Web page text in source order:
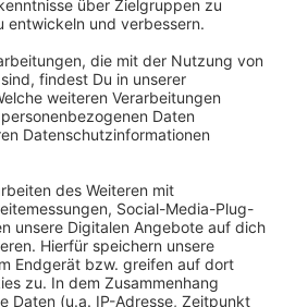
Praxen auch in
Tabellenspitze
Brandt-Ring